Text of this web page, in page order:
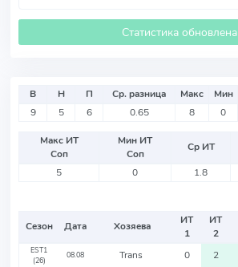
Статистика обновлена
В Н П Ср. разница Макс Мин
9
5 6 0.65 8 0
Макс ИТ
Соп
Мин ИТ
Соп
Ср ИТ
5
0 1.8
Сезон Дата Хозяева
ИТ
1
ИТ
2
EST1
(26)
08.08 Trans 0 2